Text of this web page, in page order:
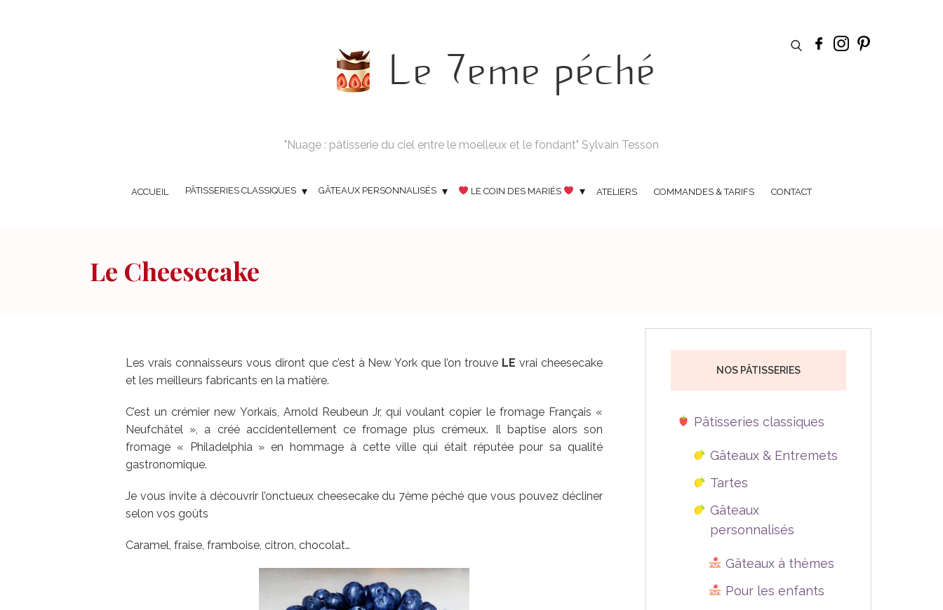
Le 7eme péché
"Nuage : pâtisserie du ciel entre le moelleux et le fondant" Sylvain Tesson
ACCUEIL PÂTISSERIES CLASSIQUES GÂTEAUX PERSONNALISÉS LE COIN DES MARIÉS ATELIERS COMMANDES & TARIFS CONTACT
Le Cheesecake
Les vrais connaisseurs vous diront que c’est à New York que l’on trouve LE vrai cheesecake
et les meilleurs fabricants en la matière.
C’est un crémier new Yorkais, Arnold Reubeun Jr, qui voulant copier le fromage Français «
Neufchâtel », a créé accidentellement ce fromage plus crémeux. Il baptise alors son
fromage « Philadelphia » en hommage à cette ville qui était réputée pour sa qualité
gastronomique.
Je vous invite à découvrir l’onctueux cheesecake du 7ème péché que vous pouvez décliner
selon vos goûts
Caramel, fraise, framboise, citron, chocolat…
NOS PÂTISSERIES
Pâtisseries classiques
Gâteaux & Entremets
Tartes
Gâteaux
personnalisés
Gâteaux à thèmes
Pour les enfants